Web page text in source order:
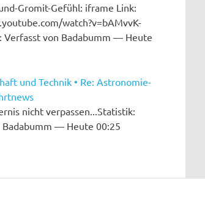
Gromit-Gefühl: iframe Link:
watch?v=bAMvvK-
Verfasst von Badabumm — Heute
und Technik • Re: Astronomie-
nicht verpassen...Statistik:
Badabumm — Heute 00:25